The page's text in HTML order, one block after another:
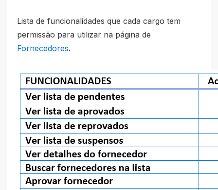
Lista de funcionalidades que cada cargo tem
permissão para utilizar na página de
Fornecedores.